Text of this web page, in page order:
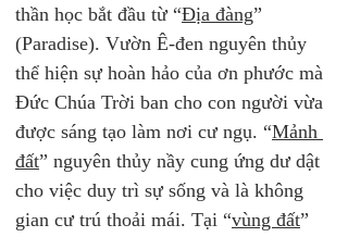
thần học bắt đầu từ “Địa đàng”
(Paradise). Vườn Ê-đen nguyên thủy
thể hiện sự hoàn hảo của ơn phước mà
Đức Chúa Trời ban cho con người vừa
được sáng tạo làm nơi cư ngụ. “Mảnh
đất” nguyên thủy nầy cung ứng dư dật
cho việc duy trì sự sống và là không
gian cư trú thoải mái. Tại “vùng đất”